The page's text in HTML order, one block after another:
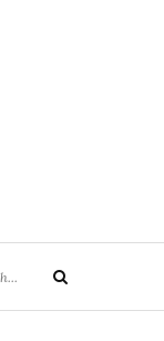
Search